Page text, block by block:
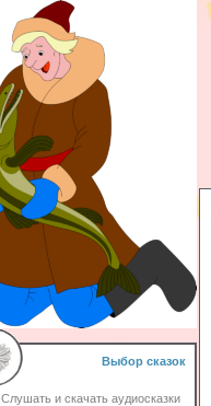
Выбор сказок
Слушать и скачать аудиосказки